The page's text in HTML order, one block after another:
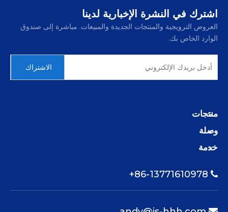
اشترك في النشرة الإخبارية لدينا
العروض الترويجية والمنتجات الجديدة والمبيعات. مباشرة إلى صندوق
الوارد الخاص بك.
الاشتراك
منتجات
وصلة
خدمة
